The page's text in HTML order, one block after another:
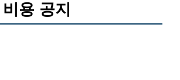
용 공지